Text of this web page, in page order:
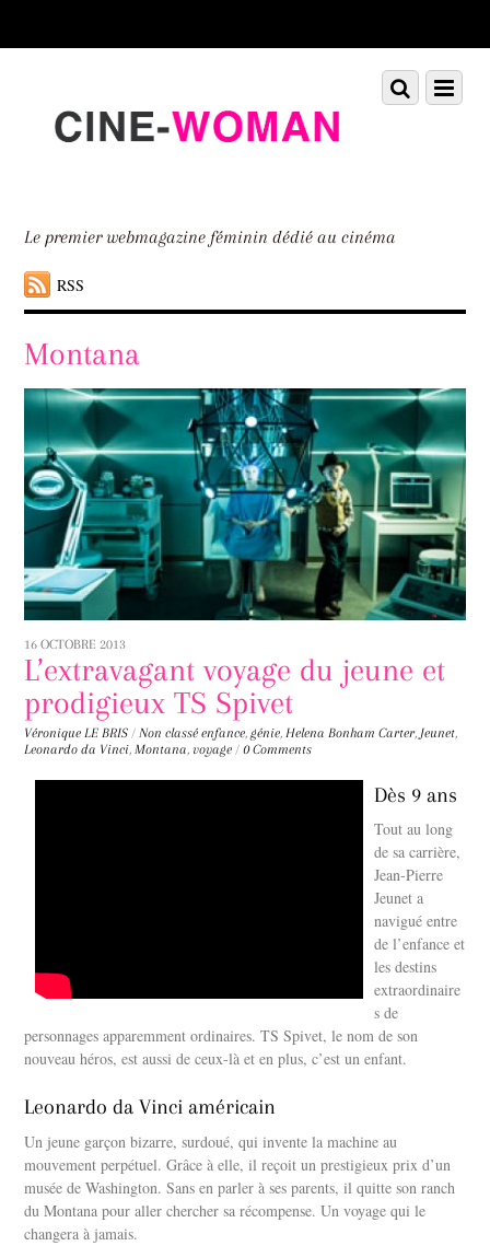
down
Le premier webmagazine féminin dédié au cinéma
RSS
Menu
Scroll
down
Montana
16 OCTOBRE 2013
L’extravagant voyage du jeune et
prodigieux TS Spivet
Véronique LE BRIS / Non classé enfance,génie, Helena Bonham Carter, Jeunet,
Leonardo da Vinci, Montana,voyage / 0 Comments
Dès 9 ans
Tout au long
de sa carrière,
Jean-Pierre
Jeunet a
navigué entre
de l’enfance et
les destins
extraordinaire
s de
personnages apparemment ordinaires. TS Spivet, le nom de son
nouveau héros, est aussi de ceux-là et en plus, c’est un enfant.
Leonardo da Vinci américain
Un jeune garçon bizarre, surdoué, qui invente la machine au
mouvement perpétuel. Grâce à elle, il reçoit un prestigieux prix d’un
musée de Washington. Sans en parler à ses parents, il quitte son ranch
du Montana pour aller chercher sa récompense. Un voyage qui le
changera à jamais.